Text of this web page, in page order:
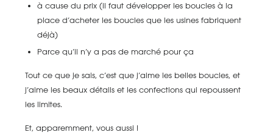
à cause du prix (il faut développer les boucles à la
place d’acheter les boucles que les usines fabriquent
déjà)
Parce qu’il n’y a pas de marché pour ça
Tout ce que je sais, c’est que j’aime les belles boucles, et
j’aime les beaux détails et les confections qui repoussent
les limites.
Et, apparemment, vous aussi !